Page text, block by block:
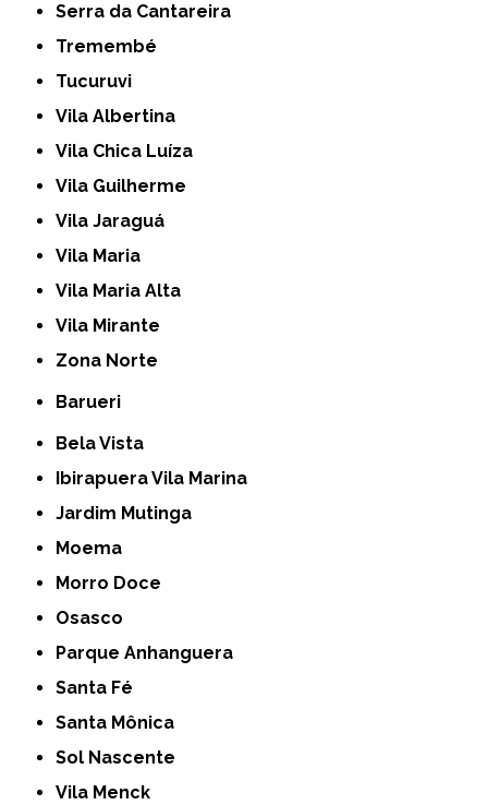
Serra da Cantareira
Tremembé
Tucuruvi
Vila Albertina
Vila Chica Luíza
Vila Guilherme
Vila Jaraguá
Vila Maria
Vila Maria Alta
Vila Mirante
Zona Norte
Barueri
Bela Vista
Ibirapuera Vila Marina
Jardim Mutinga
Moema
Morro Doce
Osasco
Parque Anhanguera
Santa Fé
Santa Mônica
Sol Nascente
Vila Menck